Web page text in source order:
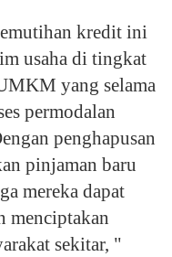
kredit ini
usaha di tingkat
yang selama
permodalan
penghapusan
pinjaman baru
mereka dapat
menciptakan
sekitar, "